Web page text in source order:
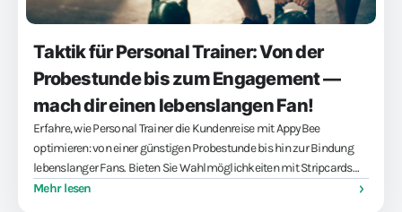
Taktik für Personal Trainer: Von der
Probestunde bis zum Engagement —
mach dir einen lebenslangen Fan!
Erfahre, wie Personal Trainer die Kundenreise mit AppyBee
optimieren: von einer günstigen Probestunde bis hin zur Bindung
lebenslanger Fans. Bieten Sie Wahlmöglichkeiten mit Stripcards
und Abos an und verwalten Sie Ihren Kalender mühelos. Machen Sie
Mehr lesen